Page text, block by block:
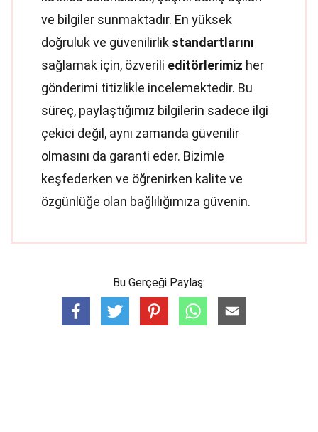
ve bilgiler sunmaktadır. En yüksek
doğruluk ve güvenilirlik standartlarını
sağlamak için, özverili editörlerimiz her
gönderimi titizlikle incelemektedir. Bu
süreç, paylaştığımız bilgilerin sadece ilgi
çekici değil, aynı zamanda güvenilir
olmasını da garanti eder. Bizimle
keşfederken ve öğrenirken kalite ve
özgünlüğe olan bağlılığımıza güvenin.
Bu Gerçeği Paylaş: